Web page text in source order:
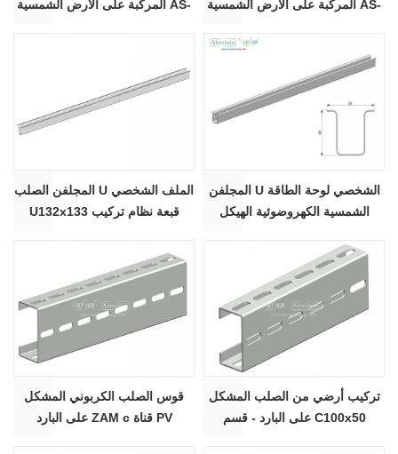
المركبة على الأرض الشمسية AS-
المركبة على الأرض الشمسية AS-
المجلفن الصلب U الملف الشخصي
U132x133 قبعة نظام تركيب
المجلفن U الشخصي لوحة الطاقة
الشمسية الكهروضوئية الهيكل
الشمسية - قسم قبعة U90x95
قوس الصلب الكربوني المشكل
على البارد ZAM c قناة PV
تركيب أرضي من الصلب المشكل
على البارد - قسم C100x50